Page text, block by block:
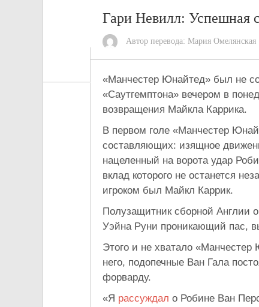
Гари Невилл: Успешная
Автор перевода: Мария Омелянская
«Манчестер Юнайтед» был не
«Саутгемптона» вечером в
возвращения Майкла Каррика.
В первом голе «Манчестер
составляющих: изящное
нацеленный на ворота удар
вклад которого не останется
игроком был Майкл Каррик.
Полузащитник сборной Англии
Уэйна Руни проникающий пас,
Этого и не хватало
него, подопечные Ван Гала
форварду.
«Я рассуждал о Робине Ван